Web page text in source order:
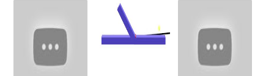
ПРОСТОЙ
СВАРКОЙ
РАБОТ НА
ОБЪЕКТЕ
ЗАЩИТЫ